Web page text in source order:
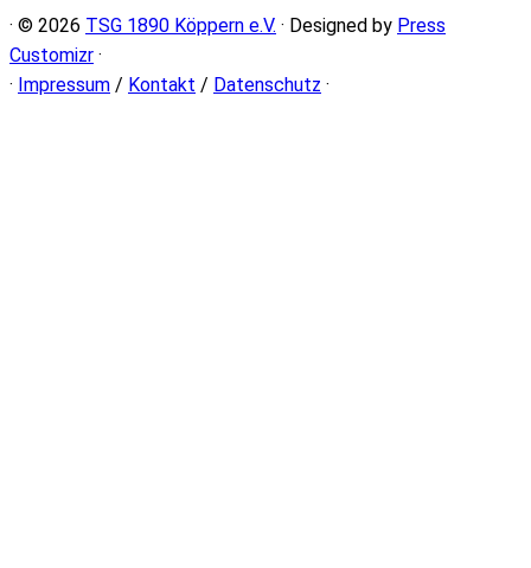
· © 2026 TSG 1890 Köppern e.V. · Designed by Press
Customizr ·
· Impressum / Kontakt / Datenschutz ·